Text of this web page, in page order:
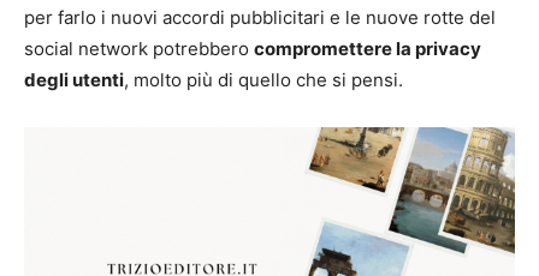
per farlo i nuovi accordi pubblicitari e le nuove rotte del
social network potrebbero compromettere la privacy
degli utenti, molto più di quello che si pensi.